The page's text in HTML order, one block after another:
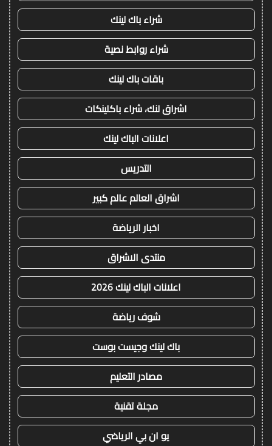
شراء باك لينك
شراء روابط نصية
باقات باك لينك
اشراق لنك، شراء باكلينكات
اعلانات الباك لينك
التدريس
اشراق العالم عالم كبير
اخبار الرياضة
منتدى الاشراق
اعلانات الباك لينك 2026
شوف رياضة
باك لينك وجيست بوست
مصادر التعليم
مجلة تقنية
يو ان بي الرياضي